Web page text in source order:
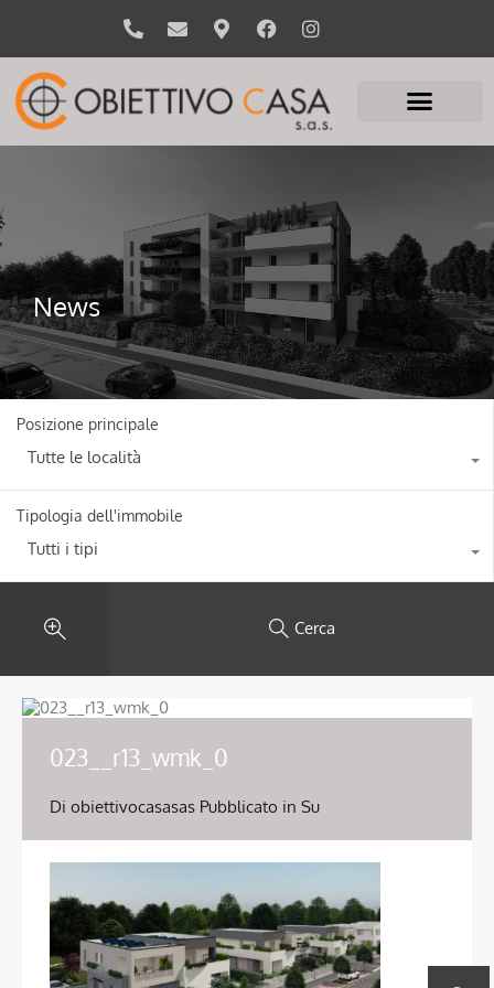
News
Posizione principale
Tutte le località
Tipologia dell'immobile
Tutti i tipi
Cerca
023__r13_wmk_0
Di obiettivocasasas Pubblicato in Su